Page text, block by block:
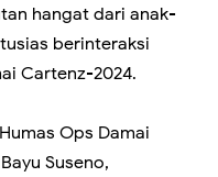
hangat dari anak-
berinteraksi
Cartenz-2024.
Ops Damai
Suseno,